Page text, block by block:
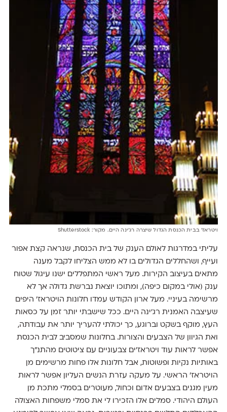
ויטראז׳ בבית הכנסת הגדול שיצרה רג׳ינה היים. מקור: Shutterstock
עליתי במדרגות לאולם הענק של בית הכנסת, שנראה קצת אפור
ועייף, ושהחללים הגדולים בו לא ממש הצליחו לקבל מענה
מתאים בעיצוב הקירות. מעל ראשי המתפללים ישנו עיגול שטוח
ענק (אולי במקום כיפה), ומתוכו יוצאת נברשת גדולה אך לא
מרשימה בעיניי. מעל ארון הקודש עמדו חלונות הויטראז׳ היפים
שעיצבה האמנית רג׳ינה היים. ככל שישבתי יותר זמן על כסאות
העץ, מוקף בשקט וברוגע, כך יכולתי להעריך יותר את עבודתה,
ואת הגיוון של הצבעים והצורות. בחלונות שמסביב לבית הכנסת
אפשר לראות עוד ויטראז׳ים צבעוניים עם ציטוטים מהתנ״ך
באותיות נקיות ופשוטות, אבל חלונות אלו פחות מרשימים מן
הויטראז׳ הראשי. על מעקה עזרת הנשים העליון אפשר לראות
מעין מגנים בצבעים אדום וכחול, מעוטרים בסמלי מתכת מן
העולם היהודי. סמלים אלו הזכירו לי את סמלי משפחות האצולה